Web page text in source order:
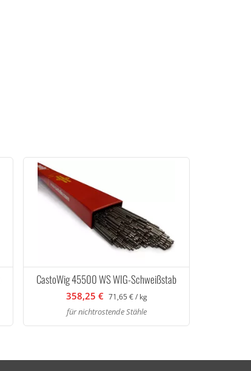
CastoWig 45500 WS WIG-Schweißstab
358,25 € 71,65 € / kg
für nichtrostende Stähle